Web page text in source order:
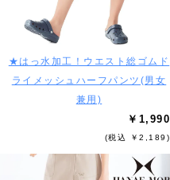
★はっ水加工！ウエスト総ゴムド
ライメッシュハーフパンツ(男女
兼用)
￥1,990
(税込 ￥2,189)